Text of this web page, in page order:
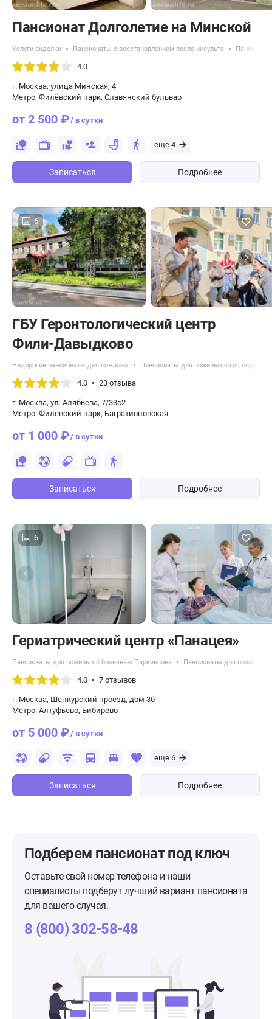
Пансионат Долголетие на Минской
Услуги сиделки Пансионаты с восстановлением после инсульта
4.0
г. Москва, улица Минская, 4
Метро: Филёвский парк, Славянский бульвар
от 2 500 ₽/ в сутки
еще 4
Записаться Подробнее
6
ГБУ Геронтологический центр
Фили-Давыдково
Недорогие пансионаты для пожилых Пансионаты для пожилых с гос
4.0 23 отзыва
г. Москва, ул. Алябьева, 7/33с2
Метро: Филёвский парк, Багратионовская
от 1 000 ₽/ в сутки
Записаться Подробнее
6
​Гериатрический центр «Панацея»
Пансионаты для пожилых с болезнью Паркинсона Пансионаты для пожилых
4.0 7 отзывов
г. Москва, Шенкурский проезд, дом 3б
Метро: Алтуфьево, Бибирево
от 5 000 ₽/ в сутки
еще 6
Записаться Подробнее
Подберем пансионатпод ключ
Оставьте свой номер телефона и наши
специалисты подберут лучший вариант пансионата
для вашего случая.
8 (800) 302-58-48